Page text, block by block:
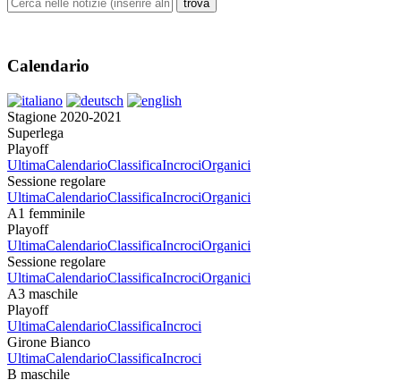
Calendario
Stagione 2020-2021
Superlega
Playoff
UltimaCalendarioClassificaIncrociOrganici
Sessione regolare
UltimaCalendarioClassificaIncrociOrganici
A1 femminile
Playoff
UltimaCalendarioClassificaIncrociOrganici
Sessione regolare
UltimaCalendarioClassificaIncrociOrganici
A3 maschile
Playoff
UltimaCalendarioClassificaIncroci
Girone Bianco
UltimaCalendarioClassificaIncroci
B maschile